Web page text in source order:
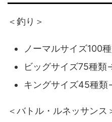
＜釣り＞
ノーマルサイズ100
ビッグサイズ75種
キングサイズ45種
＜バトル・ルネッサンス